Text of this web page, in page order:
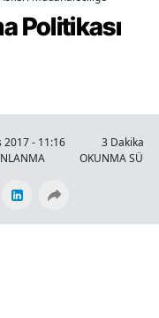
Politikası
2017 - 11:16
3 Dakika
OKUNMA